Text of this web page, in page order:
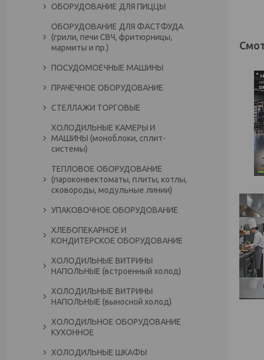
ОБОРУДОВАНИЕ ДЛЯ ПИЦЦЫ
ОБОРУДОВАНИЕ ДЛЯ ФАСТФУДА
(грили, печи СВЧ, фритюрницы,
мармиты и пр.)
ПОСУДОМОЕЧНЫЕ МАШИНЫ
ПРАЧЕЧНОЕ ОБОРУДОВАНИЕ
СТЕЛЛАЖИ ТОРГОВЫЕ
ХОЛОДИЛЬНЫЕ КАМЕРЫ И
МАШИНЫ (моноблоки, сплит-
системы)
ТЕПЛОВОЕ ОБОРУДОВАНИЕ
(пароконвектоматы, плиты, котлы,
сковороды, модульные линии)
УПАКОВОЧНОЕ ОБОРУДОВАНИЕ
ХЛЕБОПЕКАРНОЕ И
КОНДИТЕРСКОЕ ОБОРУДОВАНИЕ
ХОЛОДИЛЬНЫЕ ВИТРИНЫ
НАПОЛЬНЫЕ (встроенный холод)
ХОЛОДИЛЬНЫЕ ВИТРИНЫ
НАПОЛЬНЫЕ (выносной холод)
ХОЛОДИЛЬНОЕ ОБОРУДОВАНИЕ
КУХОННОЕ
ХОЛОДИЛЬНЫЕ ШКАФЫ